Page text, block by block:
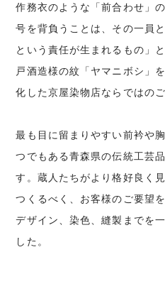
作務衣のような「前合わせ」
号を背負うことは、その一員
という責任が生まれるもの」
戸酒造様の紋「ヤマニボシ」
化した京屋染物店ならではの
最も目に留まりやすい前衿や
つでもある青森県の伝統工芸
す。蔵人たちがより格好良く
つくるべく、お客様のご要望
デザイン、染色、縫製までを
した。